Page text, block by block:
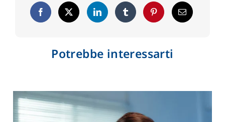
Potrebbe interessarti